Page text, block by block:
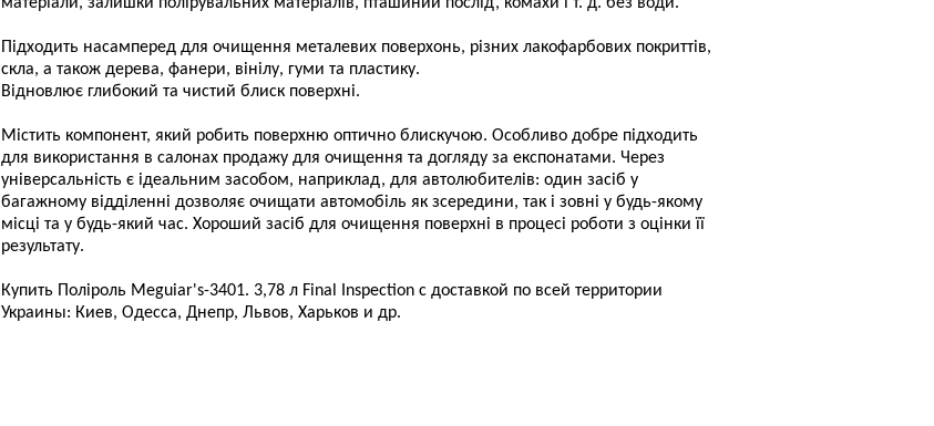
Підходить насамперед для очищення металевих поверхонь, різних лакофарбових покриттів,
скла, а також дерева, фанери, вінілу, гуми та пластику.
Відновлює глибокий та чистий блиск поверхні.
Містить компонент, який робить поверхню оптично блискучою. Особливо добре підходить
для використання в салонах продажу для очищення та догляду за експонатами. Через
універсальність є ідеальним засобом, наприклад, для автолюбителів: один засіб у
багажному відділенні дозволяє очищати автомобіль як зсередини, так і зовні у будь-якому
місці та у будь-який час. Хороший засіб для очищення поверхні в процесі роботи з оцінки її
результату.
Купить Поліроль Meguiar's-3401. 3,78 л Final Inspection с доставкой по всей территории
Украины: Киев, Одесса, Днепр, Львов, Харьков и др.